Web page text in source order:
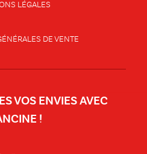
LÉGALES
DE VENTE
VOS ENVIES AVEC
!